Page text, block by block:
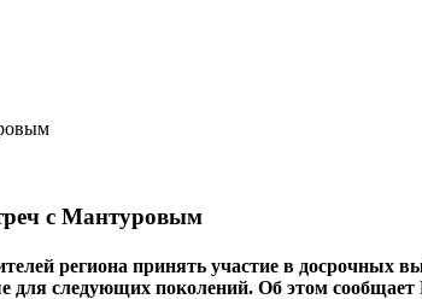
с Мантуровым
региона принять участие в досрочных
для следующих поколений. Об этом